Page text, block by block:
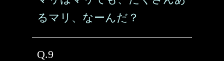
るマリ、なーんだ？
Q.9